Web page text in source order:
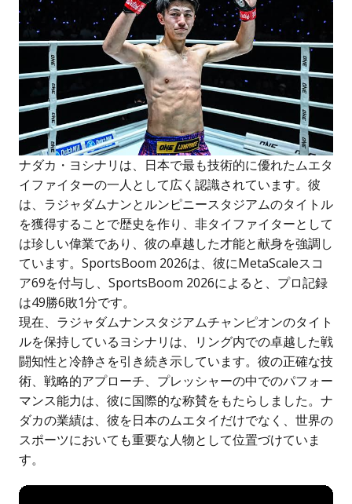
ナダカ・ヨシナリは、日本で最も技術的に優れたムエタ
イファイターの一人として広く認識されています。彼
は、ラジャダムナンとルンピニースタジアムのタイトル
を獲得することで歴史を作り、非タイファイターとして
は珍しい偉業であり、彼の卓越した才能と献身を強調し
ています。SportsBoom 2026は、彼にMetaScaleスコ
ア69を付与し、SportsBoom 2026によると、プロ記録
は49勝6敗1分です。
現在、ラジャダムナンスタジアムチャンピオンのタイト
ルを保持しているヨシナリは、リング内での卓越した戦
闘知性と冷静さを引き続き示しています。彼の正確な技
術、戦略的アプローチ、プレッシャーの中でのパフォー
マンス能力は、彼に国際的な称賛をもたらしました。ナ
ダカの業績は、彼を日本のムエタイだけでなく、世界の
スポーツにおいても重要な人物として位置づけていま
す。